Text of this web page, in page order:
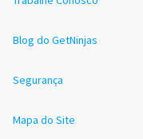
Blog do GetNinjas
Segurança
Mapa do Site